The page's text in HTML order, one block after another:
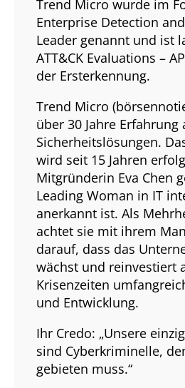
Trend Micro wurde im
Enterprise Detection
Leader genannt und ist
ATT&CK Evaluations –
der Ersterkennung.
Trend Micro
über 30 Jahre
Sicherheitslösungen.
wird seit 15 Jahren
Mitgründerin Eva Chen
Leading Woman in IT
anerkannt ist. Als
achtet sie mit ihrem
darauf, dass das
wächst und reinvestiert
Krisenzeiten
und Entwicklung.
Ihr Credo: „Unsere
sind Cyberkriminelle,
gebieten muss.“